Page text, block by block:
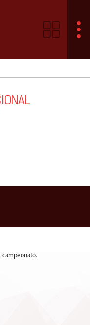
campeonato.